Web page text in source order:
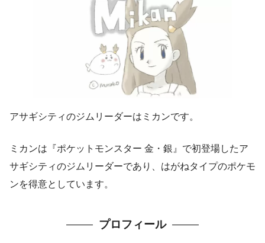
アサギシティのジムリーダーはミカンです。
ミカンは『ポケットモンスター 金・銀』で初登場したア
サギシティのジムリーダーであり、はがねタイプのポケモ
ンを得意としています。
プロフィール